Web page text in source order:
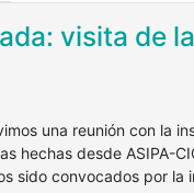
visita de
una reunión con la
hechas desde ASIPA-
sido convocados por